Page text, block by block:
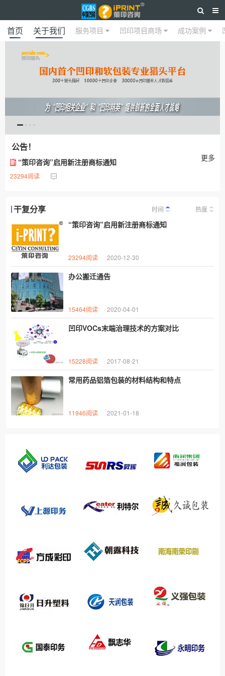
首页 关于我们 服务项目 凹印项目商场 成功案例
公告！
更多
新 “策印咨询”启用新注册商标通知
23294阅读
干复分享 时间 热度
“策印咨询”启用新注册商标通知
23294阅读 2020-12-30
办公搬迁通告
15464阅读 2020-04-01
凹印VOCs末端治理技术的方案对比
15228阅读 2017-08-21
常用药品铝箔​包装的材料结构和特点
11946阅读 2021-01-18